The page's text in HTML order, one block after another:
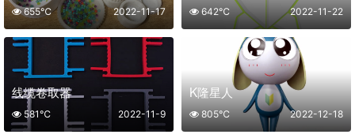
2022-11-17
655℃ 2022-11-22
642℃
线缆卷取器
2022-11-9
581℃
K隆星人
2022-12-18
805℃